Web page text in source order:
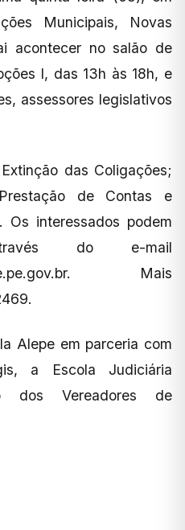
Municipais, Novas
acontecer no salão de
I, das 13h às 18h, e
assessores legislativos
das Coligações;
de Contas e
Os interessados podem
do e-mail
. Mais
Alepe em parceria com
a Escola Judiciária
Vereadores de